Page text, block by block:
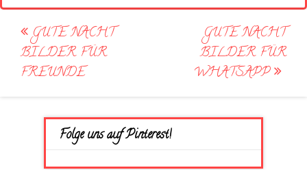
Post
navigation
GUTE NACHT
BILDER FÜR
FREUNDE
GUTE NACHT
BILDER FÜR
WHATSAPP
Folge uns auf Pinterest!